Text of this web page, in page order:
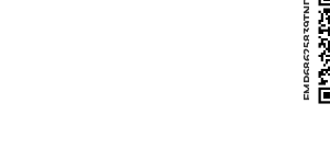
FMP68625839TNDS